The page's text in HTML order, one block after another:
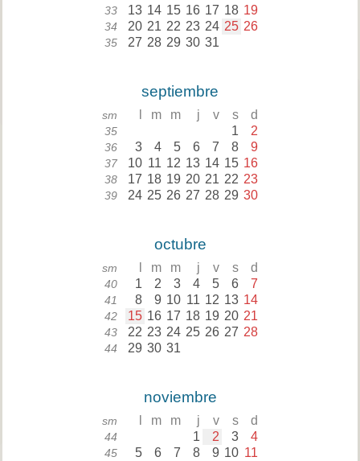
33 13 14 15 16 17 18 19
34 20 21 22 23 24 25 26
35 27 28 29 30 31
septiembre
sm m m j v s d
35 1 2
36 3 4 5 6 7 8 9
37 10 11 12 13 14 15 16
38 17 18 19 20 21 22 23
39 24 25 26 27 28 29 30
octubre
sm m m j v s d
40 1 2 3 4 5 6 7
41 8 9 10 11 12 13 14
42 15 16 17 18 19 20 21
43 22 23 24 25 26 27 28
44 29 30 31
noviembre
sm m m j v s d
44 1 2 3 4
45 5 6 7 8 9 10 11